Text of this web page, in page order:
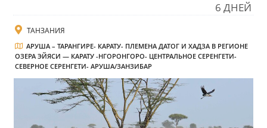
6 ДНЕЙ
ТАНЗАНИЯ
АРУША – ТАРАНГИРЕ- КАРАТУ- ПЛЕМЕНА ДАТОГ И ХАДЗА В РЕГИОНЕ
ОЗЕРА ЭЙЯСИ — КАРАТУ -НГОРОНГОРО- ЦЕНТРАЛЬНОЕ СЕРЕНГЕТИ-
СЕВЕРНОЕ СЕРЕНГЕТИ- АРУША/ЗАНЗИБАР